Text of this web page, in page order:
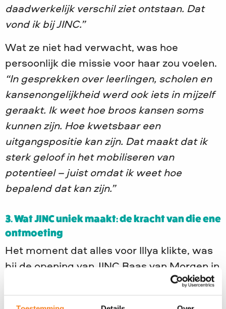
daadwerkelijk verschil ziet ontstaan. Dat
vond ik bij JINC.”
Wat ze niet had verwacht, was hoe
persoonlijk die missie voor haar zou voelen.
“In gesprekken over leerlingen, scholen en
kansenongelijkheid werd ook iets in mijzelf
geraakt. Ik weet hoe broos kansen soms
kunnen zijn. Hoe kwetsbaar een
uitgangspositie kan zijn. Dat maakt dat ik
sterk geloof in het mobiliseren van
potentieel – juist omdat ik weet hoe
bepalend dat kan zijn.”
3. Wat JINC uniek maakt: de kracht van die ene
ontmoeting
Het moment dat alles voor Illya klikte, was
bij de opening van JINC Baas van Morgen in
Amsterdam. Ze had een speech voorbereid,
maar besloot op het podium haar